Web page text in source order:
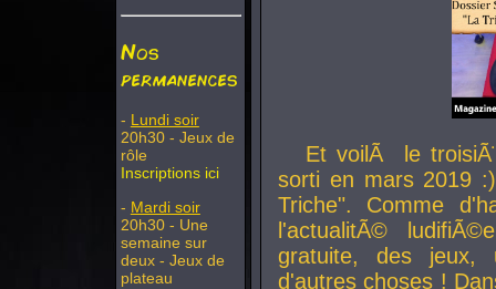
Nos
permanences
- Lundi soir
20h30 - Jeux de
rôle
Inscriptions ici
- Mardi soir
20h30 - Une
semaine sur
deux - Jeux de
plateau
Et voilÃ le
sorti en mars 2019
Triche". Comme
l'actualitÃ©
gratuite, des jeux,
d'autres choses !